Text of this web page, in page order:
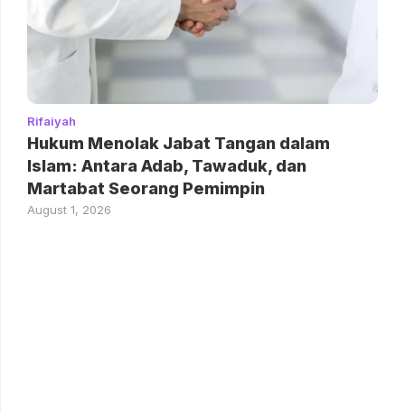
Rifaiyah
Hukum Menolak Jabat Tangan dalam
Islam: Antara Adab, Tawaduk, dan
Martabat Seorang Pemimpin
August 1, 2026